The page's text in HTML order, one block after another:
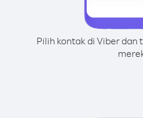
Pilih kontak di Viber dan